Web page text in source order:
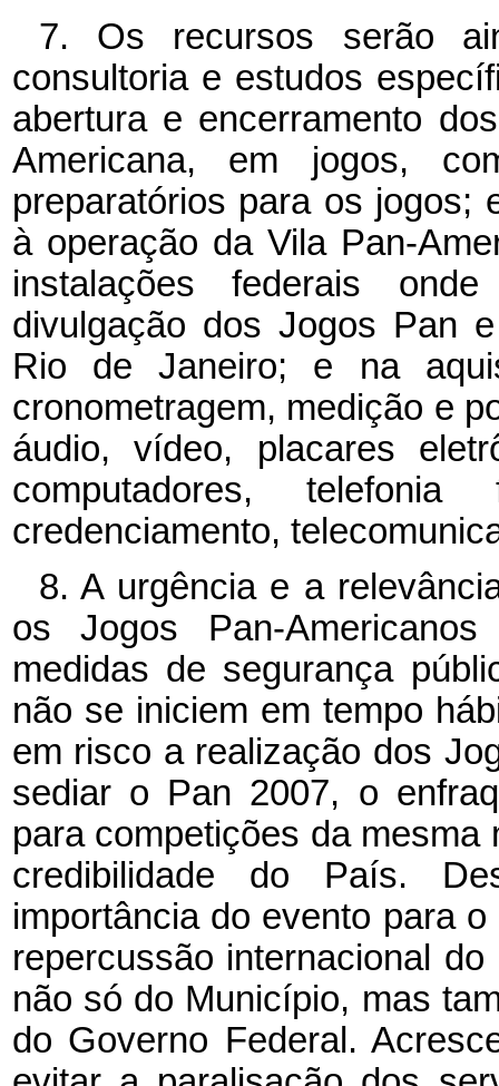
7. Os recursos serão
consultoria e estudos
abertura e encerramento
Americana, em jogos,
preparatórios para os jogos;
à operação da Vila Pan-
instalações federais
divulgação dos Jogos Pan
Rio de Janeiro; e na
cronometragem, medição e
áudio, vídeo, placares
computadores,
credenciamento,
8. A urgência e a
os Jogos Pan-
medidas de segurança
não se iniciem em tempo
em risco a realização dos
sediar o Pan 2007, o
para competições da
credibilidade do País.
importância do evento para
repercussão internacional
não só do Município, mas
do Governo Federal.